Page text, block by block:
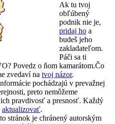
Ak tu tvoj
obľúbený
podnik nie je,
pridaj ho a
budeš jeho
zakladateľom.
Páči sa ti
Povedz o ňom kamarátom.Čo
zvedaví na tvoj názor.
pochádzajú v prevažnej
preto nemôžeme
pravdivosť a presnosť. Každý
aktualizovať.
stránok je chránený autorským